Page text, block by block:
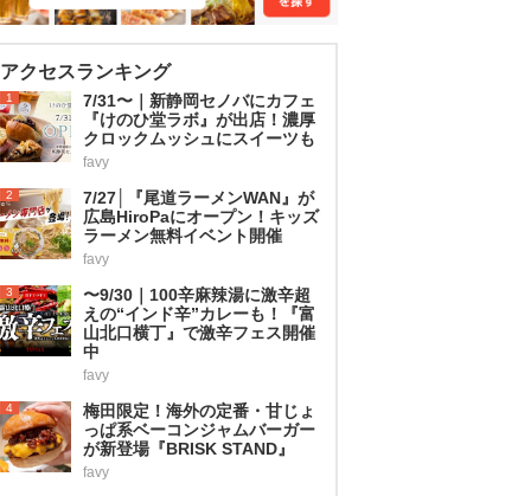
アクセスランキング
1
7/31〜｜新静岡セノバにカフェ
『けのひ堂ラボ』が出店！濃厚
クロックムッシュにスイーツも
favy
2
7/27│『尾道ラーメンWAN』が
広島HiroPaにオープン！キッズ
ラーメン無料イベント開催
favy
3
〜9/30｜100辛麻辣湯に激辛超
えの“インド辛”カレーも！『富
山北口横丁』で激辛フェス開催
中
favy
4
梅田限定！海外の定番・甘じょ
っぱ系ベーコンジャムバーガー
が新登場『BRISK STAND』
favy